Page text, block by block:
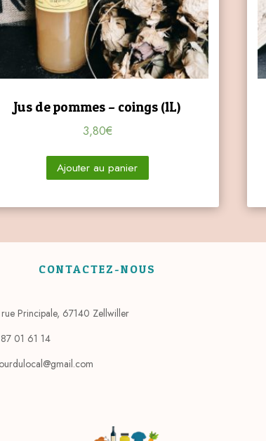
Jus de pommes – coings (1L)
3,80€
Ajouter au panier
CONTACTEZ-NOUS
Principale, 67140 Zellwiller
01 61 14